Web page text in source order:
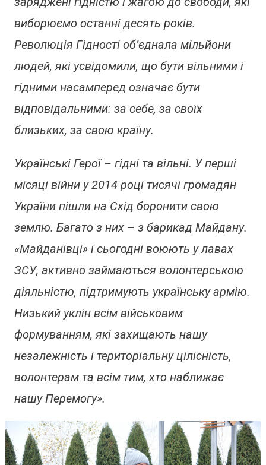
виборюємо останні десять років.
Революція Гідності об’єднала мільйони
людей, які усвідомили, що бути вільними і
гідними насамперед означає бути
відповідальними: за себе, за своїх
близьких, за свою країну.
Українські Герої – гідні та вільні. У перші
місяці війни у 2014 році тисячі громадян
України пішли на Схід боронити свою
землю. Багато з них – з барикад Майдану.
«Майданівці» і сьогодні воюють у лавах
ЗСУ, активно займаються волонтерською
діяльністю, підтримують українську армію.
Низький уклін всім військовим
формуванням, які захищають нашу
незалежність і територіальну цілісність,
волонтерам та всім тим, хто наближає
нашу Перемогу».